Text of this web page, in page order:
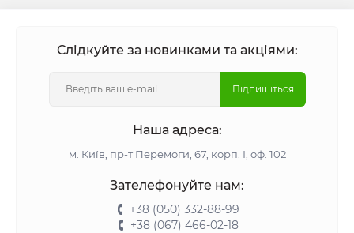
Слідкуйте за новинками та акціями:
Підпишіться
Наша адреса:
м. Київ, пр-т Перемоги, 67, корп. І, оф. 102
Зателефонуйте нам:
+38 (050) 332-88-99
+38 (067) 466-02-18